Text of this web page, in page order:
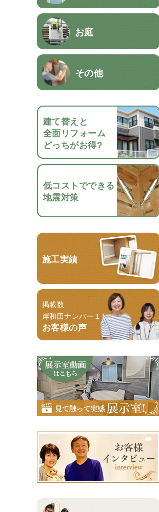
お庭
その他
建て替えと
全面リフォーム
どっちがお得?
低コストでできる
地震対策
施工実績
掲載数
岸和田ナンバー１！
お客様の声